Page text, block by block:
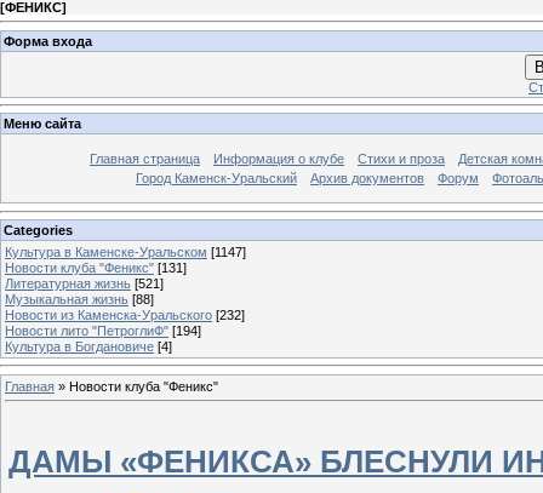
[ФЕНИКС]
Форма входа
Меню сайта
Главная страница Информация о клубе Стихи и проза
Детская
Город Каменск-Уральский
Архив документов Форум
Categories
Культура в Каменске-Уральском [1147]
Новости клуба "Феникс" [131]
Литературная жизнь [521]
Музыкальная жизнь [88]
Новости из Каменска-Уральского [232]
Новости лито "ПетроглиФ" [194]
Культура в Богдановиче [4]
Главная » Новости клуба "Феникс"
ДАМЫ «ФЕНИКСА» БЛЕСНУЛИ